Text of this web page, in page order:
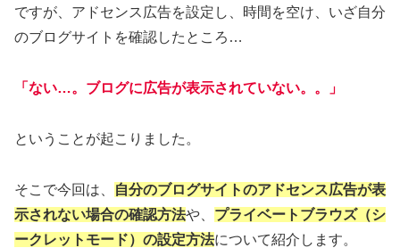
ですが、アドセンス広告を設定し、時間を空け、いざ自分
のブログサイトを確認したところ…
「ない…。ブログに広告が表示されていない。。」
ということが起こりました。
そこで今回は、
自分のブログサイトのアドセンス広告が表
示されない場合の確認方法や、 プライベートブラウズ（シ
ークレットモード）の設定方法について紹介します。